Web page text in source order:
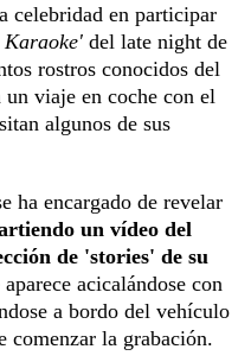
celebridad en participar
del late night de
rostros conocidos del
viaje en coche con el
algunos de sus
ha encargado de revelar
un vídeo del
de 'stories' de su
acicalándose con
a bordo del vehículo
comenzar la grabación.